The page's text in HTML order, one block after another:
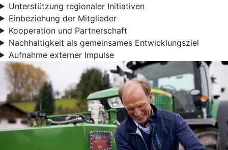
Unterstützung regionaler Initiativen
Einbeziehung der Mitglieder
Kooperation und Partnerschaft
Nachhaltigkeit als gemeinsames Entwicklungsziel
Aufnahme externer Impulse